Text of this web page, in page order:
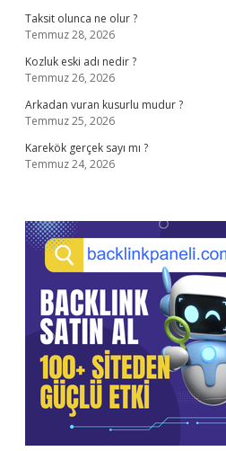
Taksit olunca ne olur ?
Temmuz 28, 2026
Kozluk eski adı nedir ?
Temmuz 26, 2026
Arkadan vuran kusurlu mudur ?
Temmuz 25, 2026
Karekök gerçek sayı mı ?
Temmuz 24, 2026